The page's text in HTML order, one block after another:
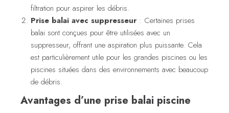
filtration pour aspirer les débris.
Prise balai avec suppresseur : Certaines prises
balai sont conçues pour être utilisées avec un
suppresseur, offrant une aspiration plus puissante. Cela
est particulièrement utile pour les grandes piscines ou les
piscines situées dans des environnements avec beaucoup
de débris.
Avantages d’une prise balai piscine